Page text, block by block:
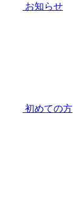
お知らせ
初めての方